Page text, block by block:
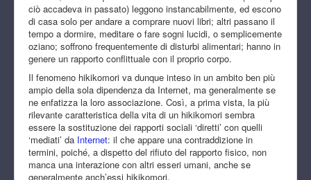
ciò accadeva in passato) leggono instancabilmente, ed escono
di casa solo per andare a comprare nuovi libri; altri passano il
tempo a dormire, meditare o fare sogni lucidi, o semplicemente
oziano; soffrono frequentemente di disturbi alimentari; hanno in
genere un rapporto conflittuale con il proprio corpo.
Il fenomeno hikikomori va dunque inteso in un ambito ben più
ampio della sola dipendenza da Internet, ma generalmente se
ne enfatizza la loro associazione. Così, a prima vista, la più
rilevante caratteristica della vita di un hikikomori sembra
essere la sostituzione dei rapporti sociali ‘diretti’ con quelli
‘mediati’ da Internet: il che appare una contraddizione in
termini, poiché, a dispetto del rifiuto del rapporto fisico, non
manca una interazione con altri esseri umani, anche se
generalmente anch’essi hikikomori.